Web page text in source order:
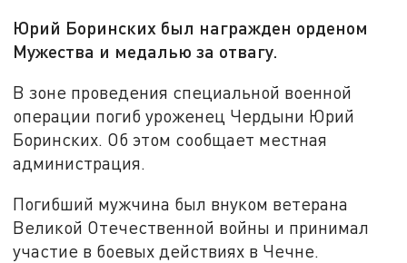
Юрий Боринских был награжден орденом
Мужества и медалью за отвагу.
В зоне проведения специальной военной
операции погиб уроженец Чердыни Юрий
Боринских. Об этом сообщает местная
администрация.
Погибший мужчина был внуком ветерана
Великой Отечественной войны и принимал
участие в боевых действиях в Чечне.